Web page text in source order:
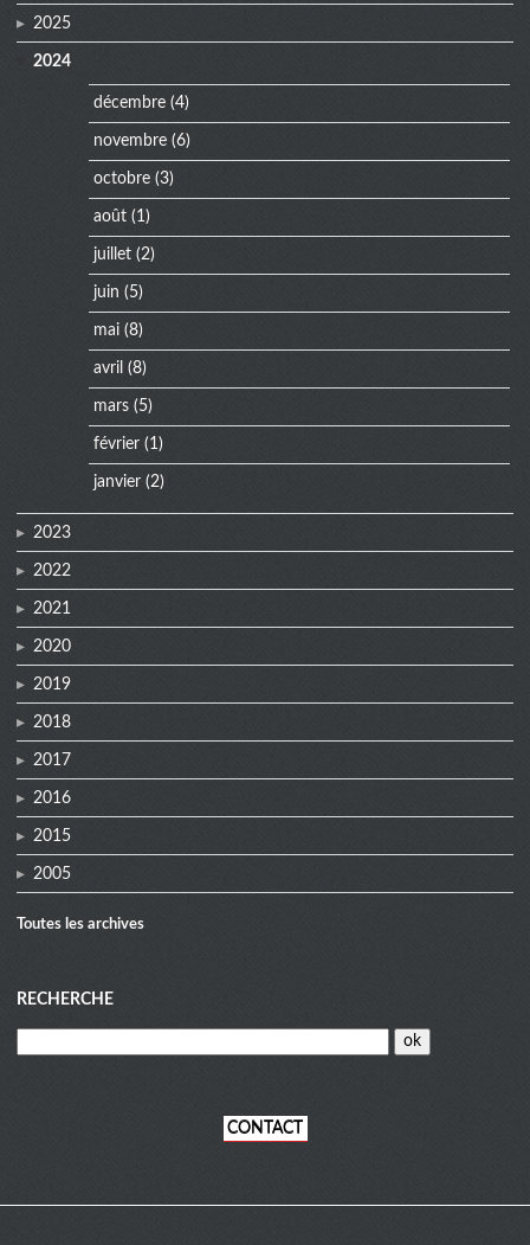
2025
2024
décembre(4)
novembre(6)
octobre(3)
août(1)
juillet(2)
juin (5)
mai(8)
avril (8)
mars(5)
février(1)
janvier(2)
2023
2022
2021
2020
2019
2018
2017
2016
2015
2005
Toutes les archives
RECHERCHE
CONTACT